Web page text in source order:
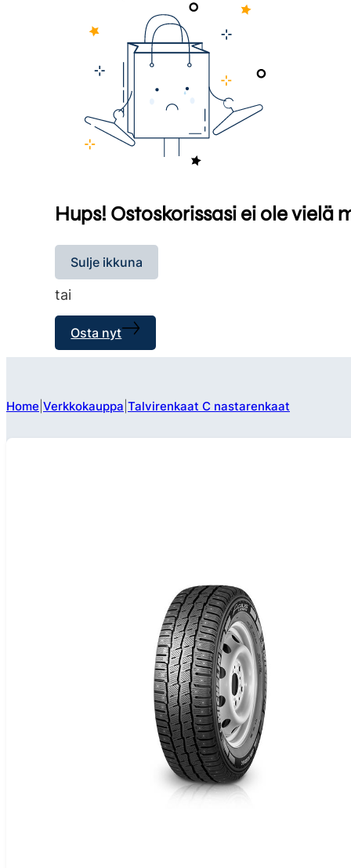
Hups! Ostoskorissasi ei ole vielä
Sulje ikkuna
tai
Osta nyt
Home Verkkokauppa Talvirenkaat C nastarenkaat